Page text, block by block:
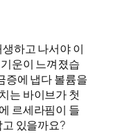
하고 나서야 이
운이 느껴졌습
증에 냅다 볼륨을
는 바이브가 첫
르세라핌이 들
있을까요?